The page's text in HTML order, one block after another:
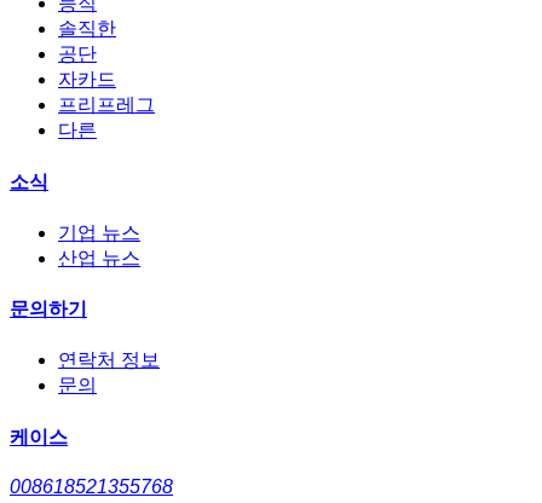
솔직한
공단
자카드
프리프레그
다른
소식
기업 뉴스
산업 뉴스
문의하기
연락처 정보
문의
케이스
008618521355768